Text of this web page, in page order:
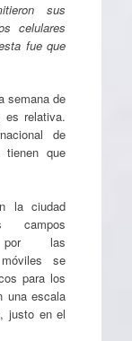
sus
celulares
fue que
semana de
es relativa.
de
tienen que
la ciudad
por las
se
para los
una escala
justo en el